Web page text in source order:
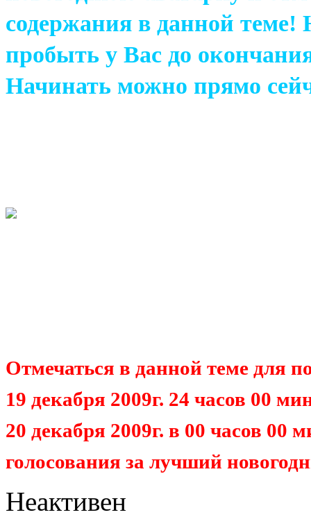
содержания в данной теме!
пробыть у Вас до
Начинать можно прямо
Отмечаться в данной теме для
19 декабря 2009г. 24 часов 00
20 декабря 2009г. в 00 часов 00
голосования за лучший
Неактивен